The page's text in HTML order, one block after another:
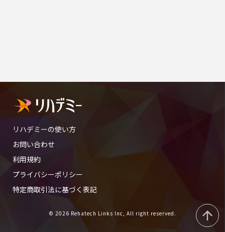
リハデミーの使い方
お問い合わせ
利用規約
プライバシーポリシー
特定商取引法に基づく表記
© 2026 Rehatech Links Inc, All right reserved.